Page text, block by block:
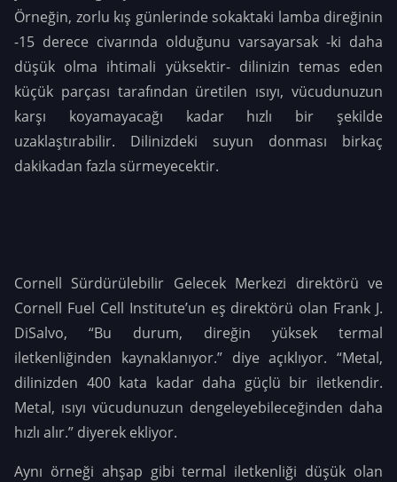
Örneğin, zorlu kış günlerinde sokaktaki lamba direğinin
-15 derece civarında olduğunu varsayarsak -ki daha
düşük olma ihtimali yüksektir- dilinizin temas eden
küçük parçası tarafından üretilen ısıyı, vücudunuzun
karşı koyamayacağı kadar hızlı bir şekilde
uzaklaştırabilir. Dilinizdeki suyun donması birkaç
dakikadan fazla sürmeyecektir.
Cornell Sürdürülebilir Gelecek Merkezi direktörü ve
Cornell Fuel Cell Institute’un eş direktörü olan Frank J.
DiSalvo, “Bu durum, direğin yüksek termal
iletkenliğinden kaynaklanıyor.” diye açıklıyor. “Metal,
dilinizden 400 kata kadar daha güçlü bir iletkendir.
Metal, ısıyı vücudunuzun dengeleyebileceğinden daha
hızlı alır.” diyerek ekliyor.
Aynı örneği ahşap gibi termal iletkenliği düşük olan